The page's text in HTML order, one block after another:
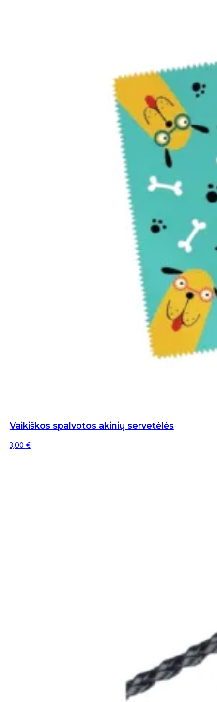
Vaikiškos spalvotos akinių servetėlės
3,00€